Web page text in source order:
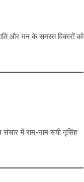
और मन के समस्त विकारों को
में राम-नाम रूपी नृसिंह